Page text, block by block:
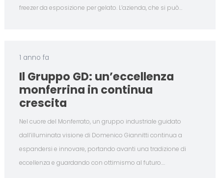
freezer da esposizione per gelato. L’azienda, che si può…
1 anno fa
Il Gruppo GD: un’eccellenza
monferrina in continua
crescita
Nel cuore del Monferrato, un gruppo industriale guidato
dall’illuminata visione di Domenico Giannitti continua a
espandersi e innovare, portando avanti una tradizione di
eccellenza e guardando con ottimismo al futuro.…